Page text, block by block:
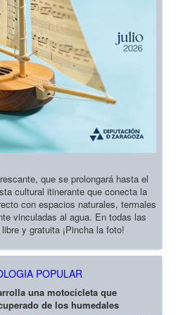
que se prolongará hasta el
cultural itinerante que conecta la
con espacios naturales, termales
vinculadas al agua. En todas las
y gratuita ¡Pincha la foto!
POPULAR
una motocicleta que
de los humedales